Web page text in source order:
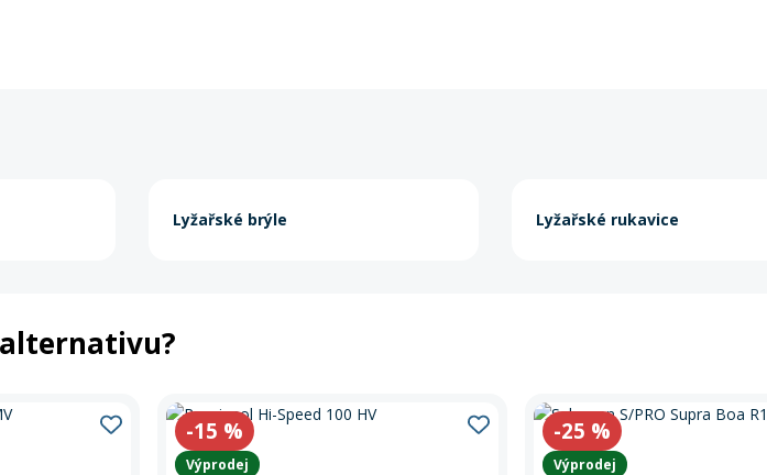
Lyžařské brýle Lyžařské rukavice
-15 %
Výprodej
-25 %
Výprodej